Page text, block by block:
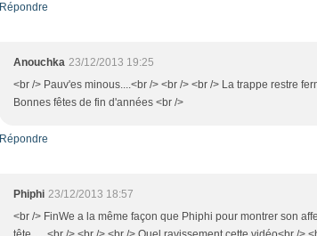
Répondre
Anouchka 23/12/2013 19:25
<br /> Pauv'es minous....<br /> <br /> <br /> La trappe restre
Bonnes fêtes de fin d'années <br />
Répondre
Phiphi 23/12/2013 18:57
<br /> FinWe a la même façon que Phiphi pour montrer son